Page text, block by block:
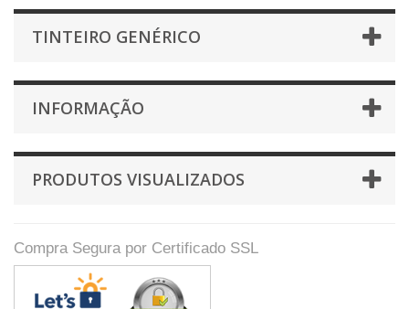
TINTEIRO GENÉRICO
INFORMAÇÃO
PRODUTOS VISUALIZADOS
Compra Segura por Certificado SSL